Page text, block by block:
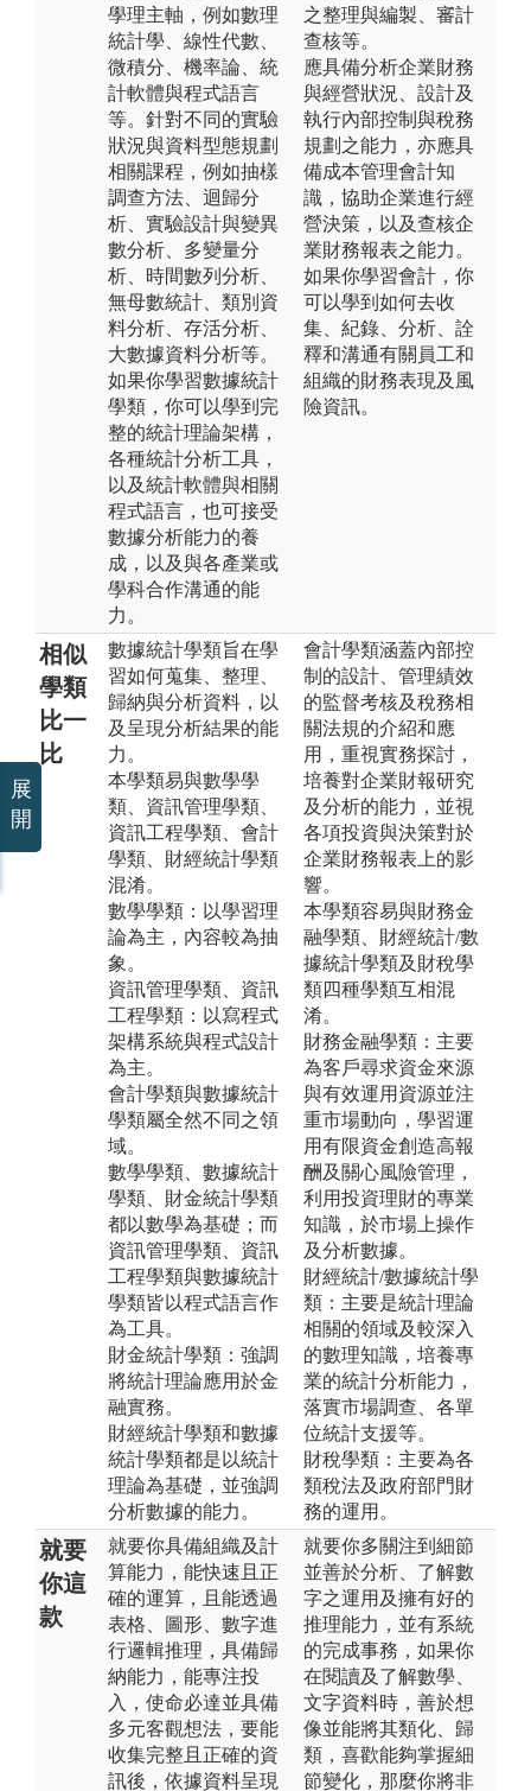
學理主軸，例如數理
統計學、線性代數、
微積分、機率論、統
計軟體與程式語言
等。針對不同的實驗
狀況與資料型態規劃
相關課程，例如抽樣
調查方法、迴歸分
析、實驗設計與變異
數分析、多變量分
析、時間數列分析、
無母數統計、類別資
料分析、存活分析、
大數據資料分析等。
如果你學習數據統計
學類，你可以學到完
整的統計理論架構，
各種統計分析工具，
以及統計軟體與相關
程式語言，也可接受
數據分析能力的養
成，以及與各產業或
學科合作溝通的能
力。
之整理與編製、審計
查核等。
應具備分析企業財務
與經營狀況、設計及
執行內部控制與稅務
規劃之能力，亦應具
備成本管理會計知
識，協助企業進行經
營決策，以及查核企
業財務報表之能力。
如果你學習會計，你
可以學到如何去收
集、紀錄、分析、詮
釋和溝通有關員工和
組織的財務表現及風
險資訊。
相似
學類
比一
比
數據統計學類旨在學
習如何蒐集、整理、
歸納與分析資料，以
及呈現分析結果的能
力。
本學類易與數學學
類、資訊管理學類、
資訊工程學類、會計
學類、財經統計學類
混淆。
數學學類：以學習理
論為主，內容較為抽
象。
資訊管理學類、資訊
工程學類：以寫程式
架構系統與程式設計
為主。
會計學類與數據統計
學類屬全然不同之領
域。
數學學類、數據統計
學類、財金統計學類
都以數學為基礎；而
資訊管理學類、資訊
工程學類與數據統計
學類皆以程式語言作
為工具。
財金統計學類：強調
將統計理論應用於金
融實務。
財經統計學類和數據
統計學類都是以統計
理論為基礎，並強調
分析數據的能力。
會計學類涵蓋內部控
制的設計、管理績效
的監督考核及稅務相
關法規的介紹和應
用，重視實務探討，
培養對企業財報研究
及分析的能力，並視
各項投資與決策對於
企業財務報表上的影
響。
本學類容易與財務金
融學類、財經統計/數
據統計學類及財稅學
類四種學類互相混
淆。
財務金融學類：主要
為客戶尋求資金來源
與有效運用資源並注
重市場動向，學習運
用有限資金創造高報
酬及關心風險管理，
利用投資理財的專業
知識，於市場上操作
及分析數據。
財經統計/數據統計學
類：主要是統計理論
相關的領域及較深入
的數理知識，培養專
業的統計分析能力，
落實市場調查、各單
位統計支援等。
財稅學類：主要為各
類稅法及政府部門財
務的運用。
就要
你這
款
就要你具備組織及計
算能力，能快速且正
確的運算，且能透過
表格、圖形、數字進
行邏輯推理，具備歸
納能力，能專注投
入，使命必達並具備
多元客觀想法，要能
收集完整且正確的資
訊後，依據資料呈現
就要你多關注到細節
並善於分析、了解數
字之運用及擁有好的
推理能力，並有系統
的完成事務，如果你
在閱讀及了解數學、
文字資料時，善於想
像並能將其類化、歸
類，喜歡能夠掌握細
節變化，那麼你將非
展
開